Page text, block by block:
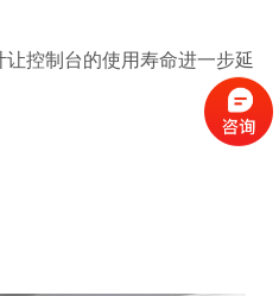
控制台的使用寿命进一步延